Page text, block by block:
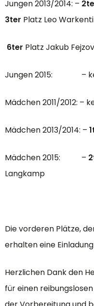
Jungen 2013/2014: –
3ter Platz Leo
6ter Platz Jakub
Jungen 2015: –
Mädchen 2011/2012: –
Mädchen 2013/2014: –
Mädchen 2015: –
Langkamp
Die vorderen Plätze,
erhalten eine
Herzlichen Dank den
für einen